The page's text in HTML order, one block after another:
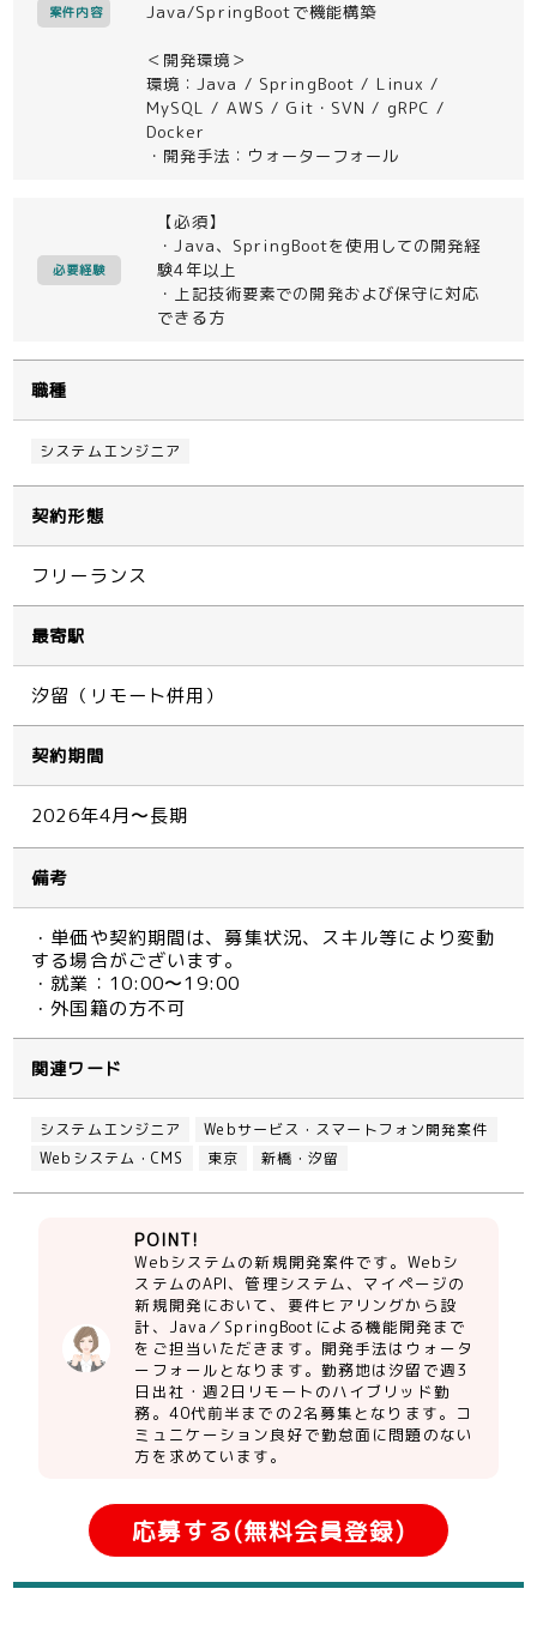
案件内容
Java/SpringBootで機能構築
＜開発環境＞
環境：Java / SpringBoot / Linux /
MySQL / AWS / Git・SVN / gRPC /
Docker
・開発手法：ウォーターフォール
必要経験
【必須】
・Java、SpringBootを使用しての開発経
験4年以上
・上記技術要素での開発および保守に対応
できる方
職種
システムエンジニア
契約形態
フリーランス
最寄駅
汐留（リモート併用）
契約期間
2026年4月〜長期
備考
・単価や契約期間は、募集状況、スキル等により変動
する場合がございます。
・就業：10:00〜19:00
・外国籍の方不可
関連ワード
システムエンジニア
Webサービス・スマートフォン開発案件
Webシステム・CMS
東京 新橋・汐留
POINT!
Webシステムの新規開発案件です。Webシ
ステムのAPI、管理システム、マイページの
新規開発において、要件ヒアリングから設
計、Java／SpringBootによる機能開発まで
をご担当いただきます。開発手法はウォータ
ーフォールとなります。勤務地は汐留で週3
日出社・週2日リモートのハイブリッド勤
務。40代前半までの2名募集となります。コ
ミュニケーション良好で勤怠面に問題のない
方を求めています。
応募する(無料会員登録)